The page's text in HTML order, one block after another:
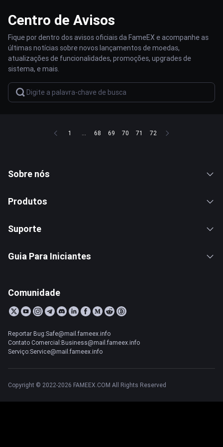
Centro de Avisos
Fique por dentro dos avisos oficiais da FameEX e acompanhe as
últimas notícias sobre novos lançamentos de moedas,
atualizações de funcionalidades, promoções, upgrades de
sistema, e mais.
1 ... 68 69 70 71 72
Sobre nós
Produtos
Suporte
Guia Para Iniciantes
Comunidade
Reportar Bug:Safe@mail.fameex.info
Contato Comercial:Business@mail.fameex.info
Serviço:Service@mail.fameex.info
Copyright © 2022-2026 FAMEEX.COM All Rights Reserved